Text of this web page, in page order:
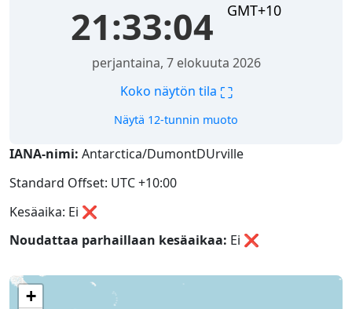
21:33:04 GMT+10
perjantaina, 7 elokuuta 2026
Koko näytön tila ⛶
Näytä 12-tunnin muoto
IANA-nimi: Antarctica/DumontDUrville
Standard Offset: UTC +10:00
Kesäaika: Ei ❌
Noudattaa parhaillaan kesäaikaa: Ei ❌
+